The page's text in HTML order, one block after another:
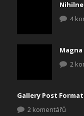
4
2
Gallery Post
2 komentářů